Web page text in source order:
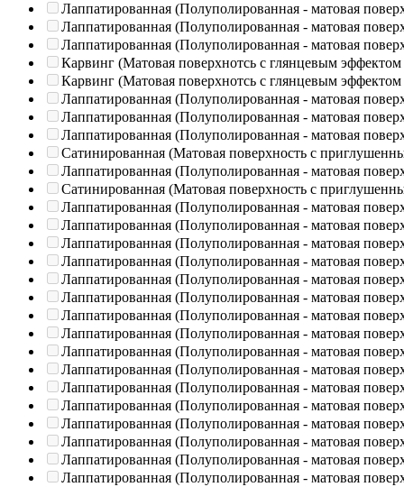
Лаппатированная (Полуполированная - матовая
Лаппатированная (Полуполированная - матовая
Лаппатированная (Полуполированная - матовая
Карвинг (Матовая поверхнотсь с глянцевым эффектом
Карвинг (Матовая поверхнотсь с глянцевым эффектом
Лаппатированная (Полуполированная - матовая
Лаппатированная (Полуполированная - матовая
Лаппатированная (Полуполированная - матовая
Сатинированная (Матовая поверхность с
Лаппатированная (Полуполированная - матовая
Сатинированная (Матовая поверхность с
Лаппатированная (Полуполированная - матовая
Лаппатированная (Полуполированная - матовая
Лаппатированная (Полуполированная - матовая
Лаппатированная (Полуполированная - матовая
Лаппатированная (Полуполированная - матовая
Лаппатированная (Полуполированная - матовая
Лаппатированная (Полуполированная - матовая
Лаппатированная (Полуполированная - матовая
Лаппатированная (Полуполированная - матовая
Лаппатированная (Полуполированная - матовая
Лаппатированная (Полуполированная - матовая
Лаппатированная (Полуполированная - матовая
Лаппатированная (Полуполированная - матовая
Лаппатированная (Полуполированная - матовая
Лаппатированная (Полуполированная - матовая
Лаппатированная (Полуполированная - матовая